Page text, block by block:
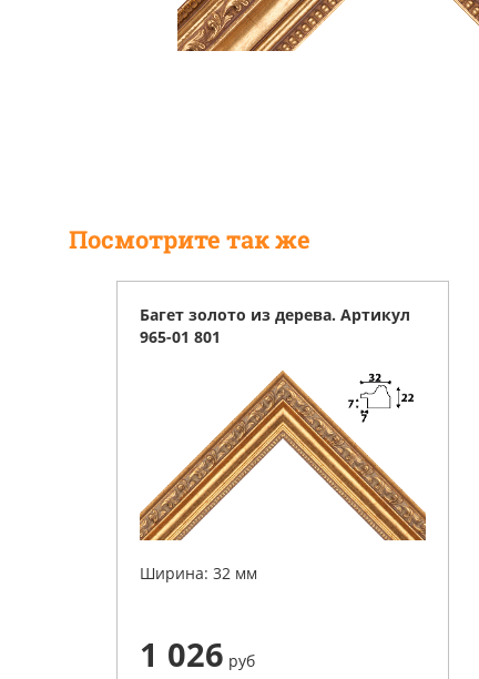
Посмотрите так же
Багет золото из дерева. Артикул
965-01 801
Ширина: 32 мм
1 026 руб